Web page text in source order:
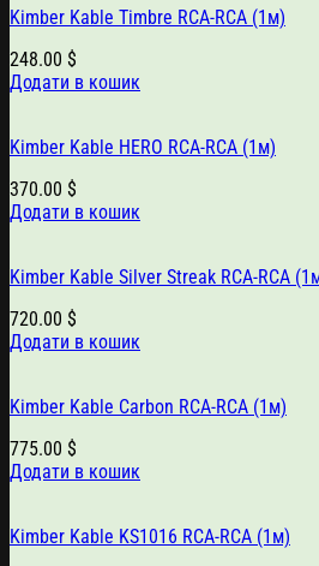
Kimber Kable Timbre RCA-RCA (1м)
248.00 $
Додати в кошик
Kimber Kable HERO RCA-RCA (1м)
370.00 $
Додати в кошик
Kimber Kable Silver Streak RCA-RCA
720.00 $
Додати в кошик
Kimber Kable Carbon RCA-RCA (1м)
775.00 $
Додати в кошик
Kimber Kable KS1016 RCA-RCA (1м)